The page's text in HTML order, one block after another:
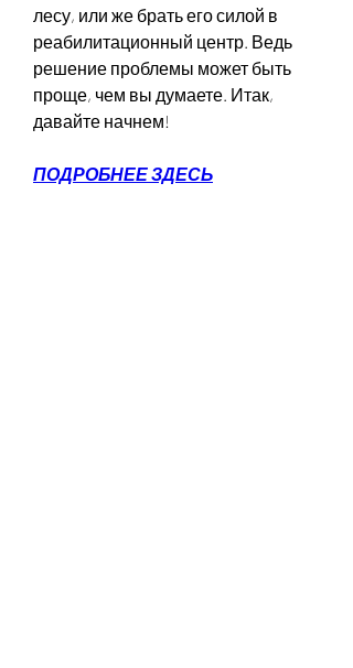
лесу, или же брать его силой в
реабилитационный центр. Ведь
решение проблемы может быть
проще, чем вы думаете. Итак,
давайте начнем!
ПОДРОБНЕЕ ЗДЕСЬ